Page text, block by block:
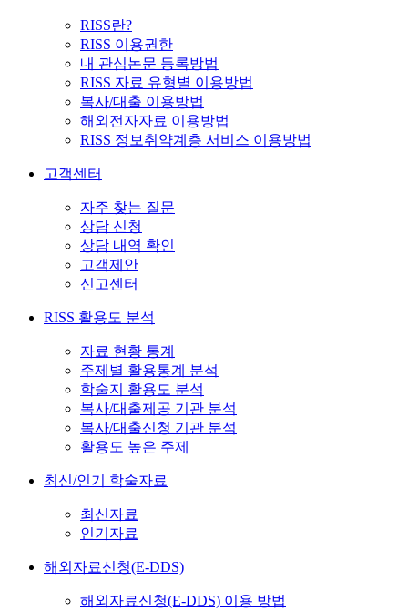
RISS란?
RISS 이용권한
내 관심논문 등록방법
RISS 자료 유형별 이용방법
복사/대출 이용방법
해외전자자료 이용방법
RISS 정보취약계층 서비스 이용방법
고객센터
자주 찾는 질문
상담 신청
상담 내역 확인
고객제안
신고센터
RISS 활용도 분석
자료 현황 통계
주제별 활용통계 분석
학술지 활용도 분석
복사/대출제공 기관 분석
복사/대출신청 기관 분석
활용도 높은 주제
최신/인기 학술자료
최신자료
인기자료
해외자료신청(E-DDS)
해외자료신청(E-DDS) 이용 방법